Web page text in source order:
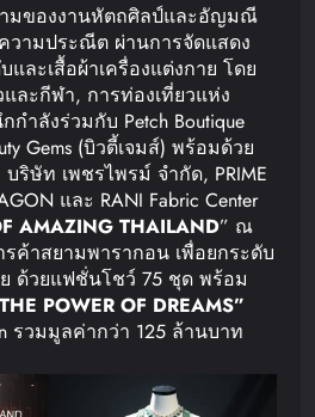
ามของงานหัตถศิลป์และอัญมณี
ามประณีต ผ่านการจัดแสดง
ละเสื้อผ้าเครื่องแต่งกาย โดย
ละกีฬา, การท่องเที่ยวแห่ง
ำลังร่วมกับ Petch Boutique
Gems (บิวตี้เจมส์) พร้อมด้วย
ริษัท เพชรไพรม์ จำกัด, PRIME
และ RANI Fabric Center
AMAZING THAILAND” ณ
ค้าสยามพารากอน เพื่อยกระดับ
ด้วยแฟชั่นโชว์ 75 ชุด พร้อม
POWER OF DREAMS”
รวมมูลค่ากว่า 125 ล้านบาท